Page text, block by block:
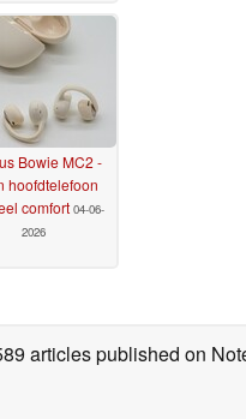
09-06-2026
Bowie MC2 -
hoofdtelefoon
comfort 04-06-
2026
articles published on